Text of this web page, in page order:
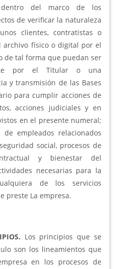
del marco de los
de verificar la naturaleza
clientes, contratistas o
archivo físico o digital por el
de tal forma que puedan ser
por el Titular o una
y transmisión de las Bases
para cumplir acciones de
acciones judiciales y en
en el presente numeral;
empleados relacionados
social, procesos de
y bienestar del
necesarias para la
de los servicios
preste La empresa.
Los principios que se
son los lineamientos que
en los procesos de